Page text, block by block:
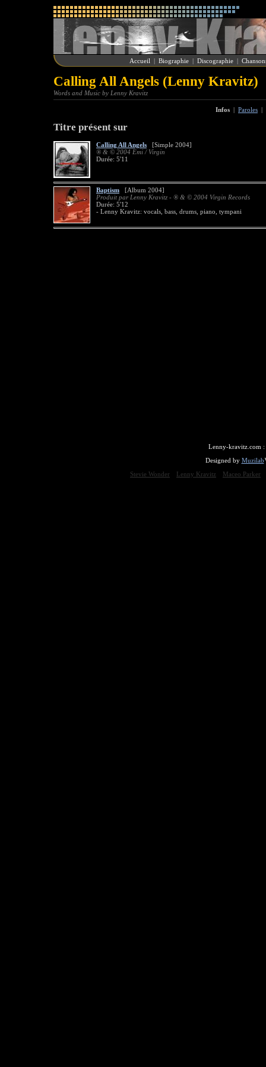
Accueil | Biographie | Discographie |
Calling All Angels (Lenny Kravitz)
Words and Music by Lenny Kravitz
Infos | Paroles |
Titre présent sur
Calling All Angels [Simple 2004]
® & © 2004 Emi / Virgin
Durée: 5'11
Baptism [Album 2004]
Produit par Lenny Kravitz - ® & © 2004 Virgin Records
Durée: 5'12
- Lenny Kravitz: vocals, bass, drums, piano, tympani
Lenny-kravitz.com :
Designed by Muzilab
Stevie Wonder
Lenny Kravitz Maceo Parker